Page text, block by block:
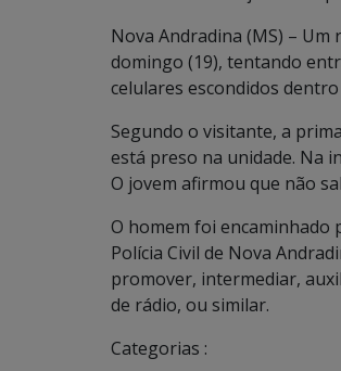
Nova Andradina (MS) –
domingo (19), tentando
celulares escondidos
Segundo o visitante, a
está preso na unidade. Na
O jovem afirmou que não
O homem foi encaminhado
Polícia Civil de Nova
promover, intermediar,
de rádio, ou similar.
Categorias :